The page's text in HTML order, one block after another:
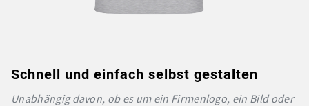
Schnell und einfach selbst gestalten
Unabhängig davon, ob es um ein Firmenlogo, ein Bild oder